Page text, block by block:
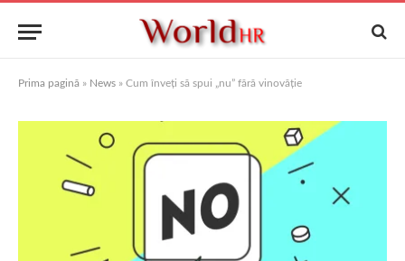
Prima pagină » News » Cum înveți să spui „nu” fără vinovăție